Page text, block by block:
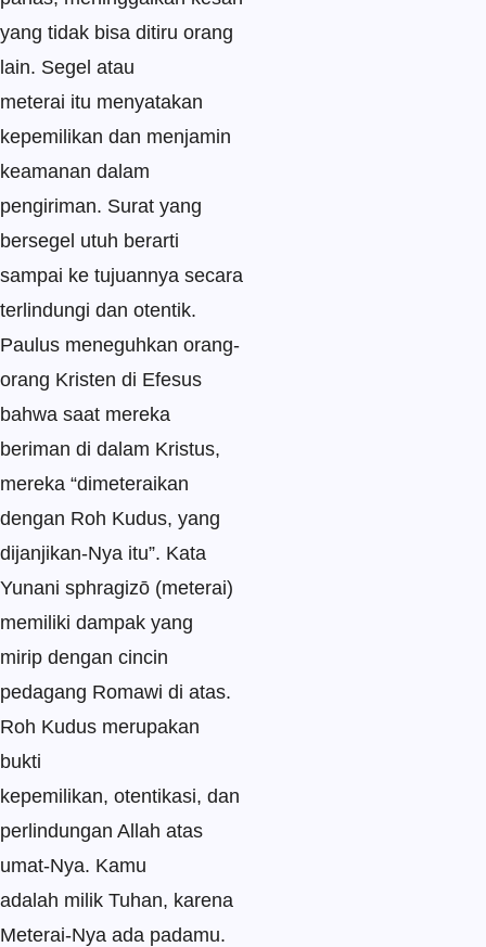
yang tidak bisa ditiru orang
lain. Segel atau
meterai itu menyatakan
kepemilikan dan menjamin
keamanan dalam
pengiriman. Surat yang
bersegel utuh berarti
sampai ke tujuannya secara
terlindungi dan otentik.
Paulus meneguhkan orang-
orang Kristen di Efesus
bahwa saat mereka
beriman di dalam Kristus,
mereka “dimeteraikan
dengan Roh Kudus, yang
dijanjikan-Nya itu”. Kata
Yunani sphragizō (meterai)
memiliki dampak yang
mirip dengan cincin
pedagang Romawi di atas.
Roh Kudus merupakan
bukti
kepemilikan, otentikasi, dan
perlindungan Allah atas
umat-Nya. Kamu
adalah milik Tuhan, karena
Meterai-Nya ada padamu.